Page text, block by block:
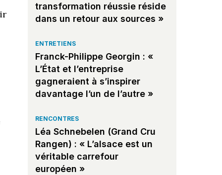
transformation réussie réside
dans un retour aux sources »
ENTRETIENS
Franck-Philippe Georgin : «
L’État et l’entreprise
gagneraient à s’inspirer
davantage l’un de l’autre »
RENCONTRES
Léa Schnebelen (Grand Cru
Rangen) : « L’alsace est un
véritable carrefour
européen »